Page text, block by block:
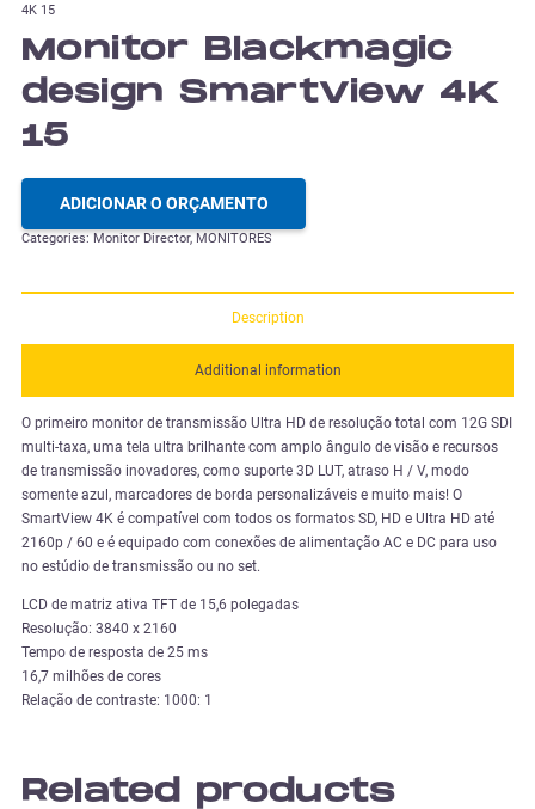
4K 15
Monitor Blackmagic
design SmartView 4K
15
ADICIONAR O ORÇAMENTO
Categories: Monitor Director, MONITORES
Description
Additional information
O primeiro monitor de transmissão Ultra HD de resolução total com 12G SDI
multi-taxa, uma tela ultra brilhante com amplo ângulo de visão e recursos
de transmissão inovadores, como suporte 3D LUT, atraso H / V, modo
somente azul, marcadores de borda personalizáveis e muito mais! O
SmartView 4K é compatível com todos os formatos SD, HD e Ultra HD até
2160p / 60 e é equipado com conexões de alimentação AC e DC para uso
no estúdio de transmissão ou no set.
LCD de matriz ativa TFT de 15,6 polegadas
Resolução: 3840 x 2160
Tempo de resposta de 25 ms
16,7 milhões de cores
Relação de contraste: 1000: 1
Related products